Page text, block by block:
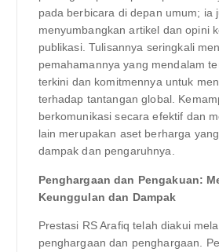
pada berbicara di depan umum; ia
menyumbangkan artikel dan opini
publikasi. Tulisannya seringkali
pemahamannya yang mendalam
terkini dan komitmennya untuk
terhadap tantangan global.
berkomunikasi secara efektif dan
lain merupakan aset berharga
dampak dan pengaruhnya.
Penghargaan dan Pengakuan:
Keunggulan dan Dampak
Prestasi RS Arafiq telah diakui
penghargaan dan penghargaan.